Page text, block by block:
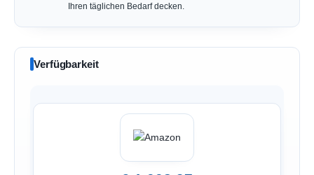
Ihren täglichen Bedarf decken.
Verfügbarkeit